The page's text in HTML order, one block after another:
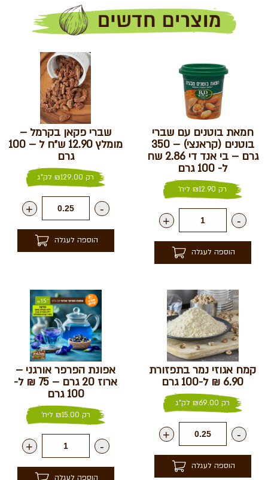
חמאת בוטנים עם שברי
בוטנים (קראנצי) – 350
גרם – בי אנד די 2.86 שח
ל- 100 גרם
רק ₪12.90 ליח'
-
+
הוספה לעגלה
שברי פקאן בקרמל –
מומלץ 12.90 ש״ח ל – 100
גרם
רק ₪129.00 לק"ג
-
+
הוספה לעגלה
קמח אגוזי נמר בתפזורת
6.90 ₪ ל-100 גרם
רק ₪69.00 לק"ג
-
+
הוספה לעגלה
אפונת הפרפר אורגני –
ארוז 20 גרם – 75 ₪ ל-
100 גרם
רק ₪15.00 ליח'
-
+
הוספה לעגלה